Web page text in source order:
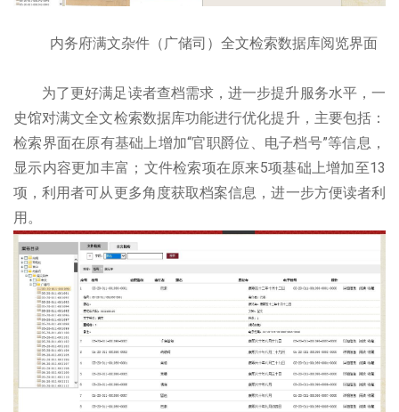
内务府满文杂件（广储司）全文检索数据库阅览界面
为了更好满足读者查档需求，进一步提升服务水平，一
史馆对满文全文检索数据库功能进行优化提升，主要包括：
检索界面在原有基础上增加“官职爵位、电子档号”等信息，
显示内容更加丰富；文件检索项在原来5项基础上增加至13
项，利用者可从更多角度获取档案信息，进一步方便读者利
用。